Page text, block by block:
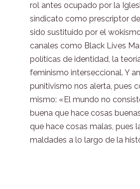
rol antes ocupado por la
sindicato como prescriptor
sido sustituido por el
canales como Black Lives
políticas de identidad, la
feminismo interseccional. Y
punitivismo nos alerta, pues
mismo: «El mundo no
buena que hace cosas
que hace cosas malas, pues
maldades a lo largo de la